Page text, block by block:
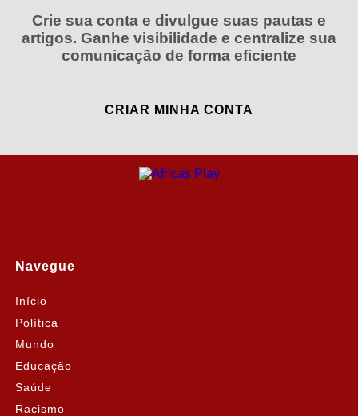
Crie sua conta e divulgue suas pautas e
artigos. Ganhe visibilidade e centralize sua
comunicação de forma eficiente
CRIAR MINHA CONTA
Navegue
Início
Política
Mundo
Educação
Saúde
Racismo